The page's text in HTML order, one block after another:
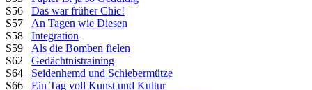
S56 Das war früher Chic!
S57 An Tagen wie Diesen
S58 Integration
S59 Als die Bomben fielen
S62 Gedächtnistraining
S64 Seidenhemd und Schiebermütze
S66 Ein Tag voll Kunst und Kultur